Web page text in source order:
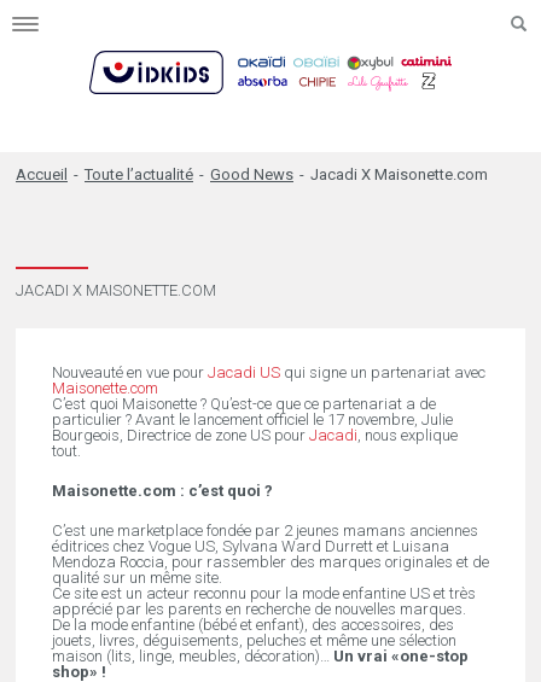
Toggle
Accueil - Toute l’actualité - Good News - Jacadi X Maisonette.com
JACADI X MAISONETTE.COM
Nouveauté en vue pour Jacadi US qui signe un partenariat avec
Maisonette.com
C’est quoi Maisonette ? Qu’est-ce que ce partenariat a de
particulier ? Avant le lancement officiel le 17 novembre, Julie
Bourgeois, Directrice de zone US pour Jacadi, nous explique
tout.
Maisonette.com : c’est quoi ?
C’est une marketplace fondée par 2 jeunes mamans anciennes
éditrices chez Vogue US, Sylvana Ward Durrett et Luisana
Mendoza Roccia, pour rassembler des marques originales et de
qualité sur un même site.
Ce site est un acteur reconnu pour la mode enfantine US et très
apprécié par les parents en recherche de nouvelles marques.
De la mode enfantine (bébé et enfant), des accessoires, des
jouets, livres, déguisements, peluches et même une sélection
maison (lits, linge, meubles, décoration)… Un vrai «one-stop
shop» !